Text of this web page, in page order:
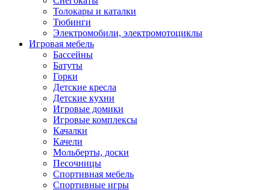
Толокары и каталки
Тюбинги
Электромобили, электромотоциклы
Игровая мебель
Бассейны
Батуты
Горки
Детские кресла
Детские кухни
Игровые домики
Игровые комплексы
Качалки
Качели
Мольберты, доски
Песочницы
Спортивная мебель
Спортивные игры